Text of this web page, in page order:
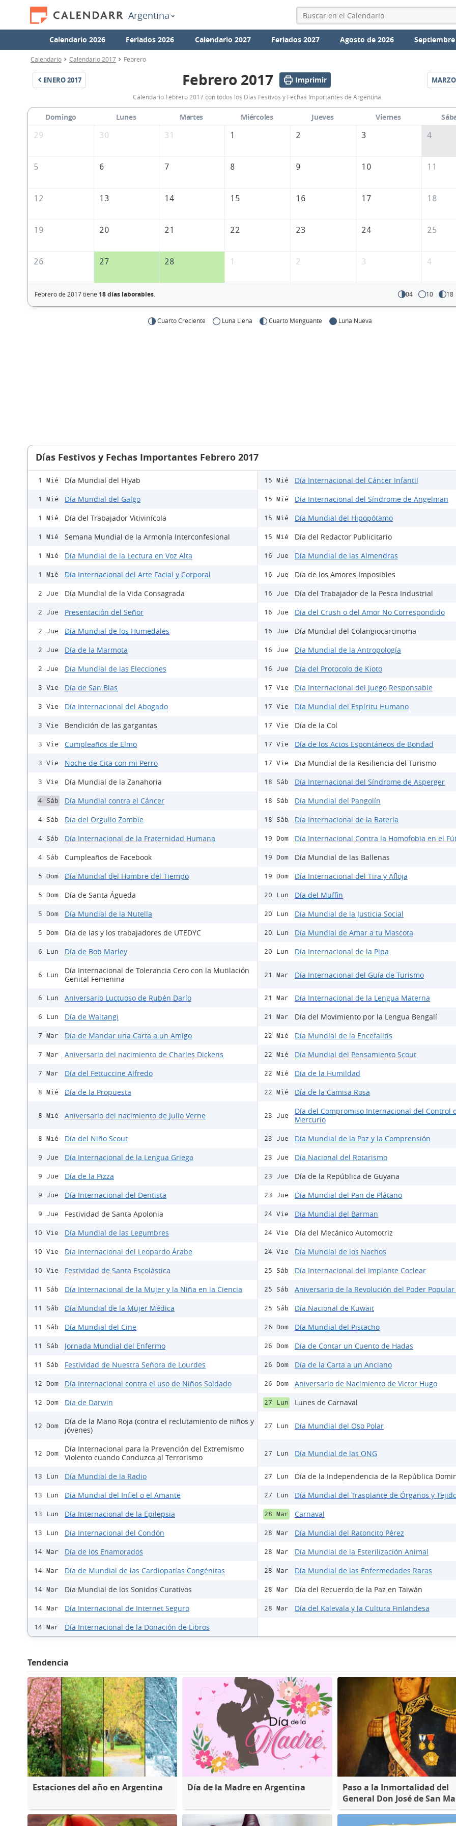
Argentina
Calendario 2026 Feriados 2026 Calendario 2027 Feriados 2027 Agosto de 2026
Calendario Calendario 2017 Febrero
ENERO2017
Calendario
Febrero
2017
Argentina
Febrero 2017 Imprimir MARZO
Calendario Febrero 2017 con todos los Días Festivos y Fechas Importantes de Argentina.
Domingo Lunes Martes Miércoles Jueves Viernes
29
30 31 1 2 3 4
5 6 7 8 9 10 11
12 13 14 15 16 17 18
19 20 21 22 23 24 25
26 27 28 1 2 3 4
Febrero de 2017 tiene 18 días laborables. 04 10 18
Cuarto Creciente Luna Llena Cuarto Menguante Luna Nueva
Días Festivos y Fechas Importantes Febrero 2017
1 Mié Día Mundial del Hiyab
1 Mié Día Mundial del Galgo
1 Mié Día del Trabajador Vitivinícola
1 Mié Semana Mundial de la Armonía Interconfesional
1 Mié Día Mundial de la Lectura en Voz Alta
1 Mié Día Internacional del Arte Facial y Corporal
2 Jue Día Mundial de la Vida Consagrada
2 Jue Presentación del Señor
2 Jue Día Mundial de los Humedales
2 Jue Día de la Marmota
2 Jue Día Mundial de las Elecciones
3 Vie Día de San Blas
3 Vie Día Internacional del Abogado
3 Vie Bendición de las gargantas
3 Vie Cumpleaños de Elmo
3 Vie Noche de Cita con mi Perro
3 Vie Día Mundial de la Zanahoria
4 Sáb Día Mundial contra el Cáncer
4 Sáb Día del Orgullo Zombie
4 Sáb Día Internacional de la Fraternidad Humana
4 Sáb Cumpleaños de Facebook
5 Dom Día Mundial del Hombre del Tiempo
5 Dom Día de Santa Águeda
5 Dom Día Mundial de la Nutella
5 Dom Día de las y los trabajadores de UTEDYC
6 Lun Día de Bob Marley
6 Lun
Día Internacional de Tolerancia Cero con la Mutilación
Genital Femenina
6 Lun Aniversario Luctuoso de Rubén Darío
6 Lun Día de Waitangi
7 Mar Día de Mandar una Carta a un Amigo
7 Mar Aniversario del nacimiento de Charles Dickens
7 Mar Día del Fettuccine Alfredo
8 Mié Día de la Propuesta
8 Mié Aniversario del nacimiento de Julio Verne
8 Mié Día del Niño Scout
9 Jue Día Internacional de la Lengua Griega
9 Jue Día de la Pizza
9 Jue Día Internacional del Dentista
9 Jue Festividad de Santa Apolonia
10 Vie Día Mundial de las Legumbres
10 Vie Día Internacional del Leopardo Árabe
10 Vie Festividad de Santa Escolástica
11 Sáb Día Internacional de la Mujer y la Niña en la Ciencia
11 Sáb Día Mundial de la Mujer Médica
11 Sáb Día Mundial del Cine
11 Sáb Jornada Mundial del Enfermo
11 Sáb Festividad de Nuestra Señora de Lourdes
12 Dom Día Internacional contra el uso de Niños Soldado
12 Dom Día de Darwin
12 Dom
Día de la Mano Roja (contra el reclutamiento de niños y
jóvenes)
12 Dom
Día Internacional para la Prevención del Extremismo
Violento cuando Conduzca al Terrorismo
13 Lun Día Mundial de la Radio
13 Lun Día Mundial del Infiel o el Amante
13 Lun Día Internacional de la Epilepsia
13 Lun Día Internacional del Condón
14 Mar Día de los Enamorados
14 Mar Día de Mundial de las Cardiopatías Congénitas
14 Mar Día Mundial de los Sonidos Curativos
14 Mar Día Internacional de Internet Seguro
14 Mar Día Internacional de la Donación de Libros
15 Mié Día Internacional del Cáncer Infantil
15 Mié Día Internacional del Síndrome de Angelman
15 Mié Día Mundial del Hipopótamo
15 Mié Día del Redactor Publicitario
16 Jue Día Mundial de las Almendras
16 Jue Día de los Amores Imposibles
16 Jue Día del Trabajador de la Pesca Industrial
16 Jue Día del Crush o del Amor No Correspondido
16 Jue Día Mundial del Colangiocarcinoma
16 Jue Día Mundial de la Antropología
16 Jue Día del Protocolo de Kioto
17 Vie Día Internacional del Juego Responsable
17 Vie Día Mundial del Espíritu Humano
17 Vie Día de la Col
17 Vie Día de los Actos Espontáneos de Bondad
17 Vie Dia Mundial de la Resiliencia del Turismo
18 Sáb Día Internacional del Síndrome de Asperger
18 Sáb Día Mundial del Pangolín
18 Sáb Día Internacional de la Batería
19 Dom Día Internacional Contra la Homofobia en el
19 Dom Día Mundial de las Ballenas
19 Dom Día Internacional del Tira y Afloja
20 Lun Día del Muffin
20 Lun Día Mundial de la Justicia Social
20 Lun Día Mundial de Amar a tu Mascota
20 Lun Día Internacional de la Pipa
21 Mar Día Internacional del Guía de Turismo
21 Mar Día Internacional de la Lengua Materna
21 Mar Día del Movimiento por la Lengua Bengalí
22 Mié Día Mundial de la Encefalitis
22 Mié Día Mundial del Pensamiento Scout
22 Mié Día de la Humildad
22 Mié Día de la Camisa Rosa
23 Jue
Día del Compromiso Internacional del Control
Mercurio
23 Jue Día Mundial de la Paz y la Comprensión
23 Jue Día Nacional del Rotarismo
23 Jue Día de la República de Guyana
23 Jue Día Mundial del Pan de Plátano
24 Vie Día Mundial del Barman
24 Vie Día del Mecánico Automotriz
24 Vie Día Mundial de los Nachos
25 Sáb Día Internacional del Implante Coclear
25 Sáb Aniversario de la Revolución del Poder Popular
25 Sáb Día Nacional de Kuwait
26 Dom Día Mundial del Pistacho
26 Dom Día de Contar un Cuento de Hadas
26 Dom Día de la Carta a un Anciano
26 Dom Aniversario de Nacimiento de Victor Hugo
27 Lun Lunes de Carnaval
27 Lun Día Mundial del Oso Polar
27 Lun Día Mundial de las ONG
27 Lun Día de la Independencia de la República
27 Lun Día Mundial del Trasplante de Órganos y
28 Mar Carnaval
28 Mar Día Mundial del Ratoncito Pérez
28 Mar Día Mundial de la Esterilización Animal
28 Mar Día Mundial de las Enfermedades Raras
28 Mar Día del Recuerdo de la Paz en Taiwán
28 Mar Día del Kalevala y la Cultura Finlandesa
Tendencia
Estaciones del año en Argentina Día de la Madre en Argentina
Paso a la Inmortalidad del
General Don José de San